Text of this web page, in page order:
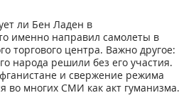
ли Бен Ладен в
именно направил самолеты в
торгового центра. Важно другое:
народа решили без его участия.
и свержение режима
во многих СМИ как акт гуманизма.